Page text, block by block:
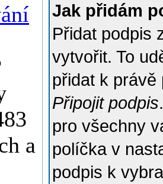
a
Jak přidám
Přidat podpis
vytvořit. To
přidat k
Připojit podpis
pro všechny
políčka v
podpis k